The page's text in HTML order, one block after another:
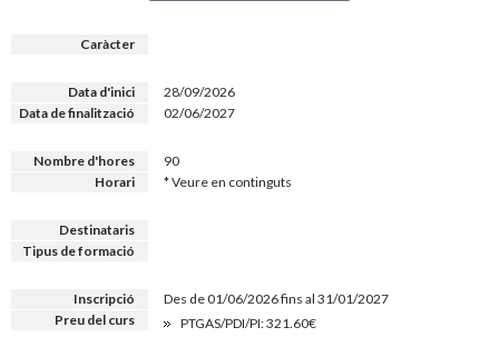
Caràcter
Data d'inici
28/09/2026
Data de finalització
02/06/2027
Nombre d'hores
90
Horari
* Veure en continguts
Destinataris
Tipus de formació
Inscripció
Des de 01/06/2026 fins al 31/01/2027
Preu del curs
PTGAS/PDI/PI: 321.60€